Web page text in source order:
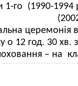
1-го (1990-1994
церемонія
о 12 год. 30 хв.
– на